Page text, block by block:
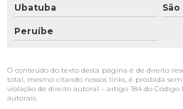
Ubatuba
Peruíbe
O conteúdo do texto desta página é de direito
total, mesmo citando nossos links, é proibida
violação de direito autoral – artigo 184 do Código
autorais.